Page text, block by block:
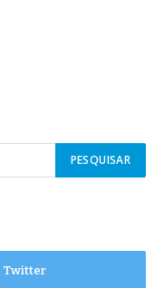
Twitter